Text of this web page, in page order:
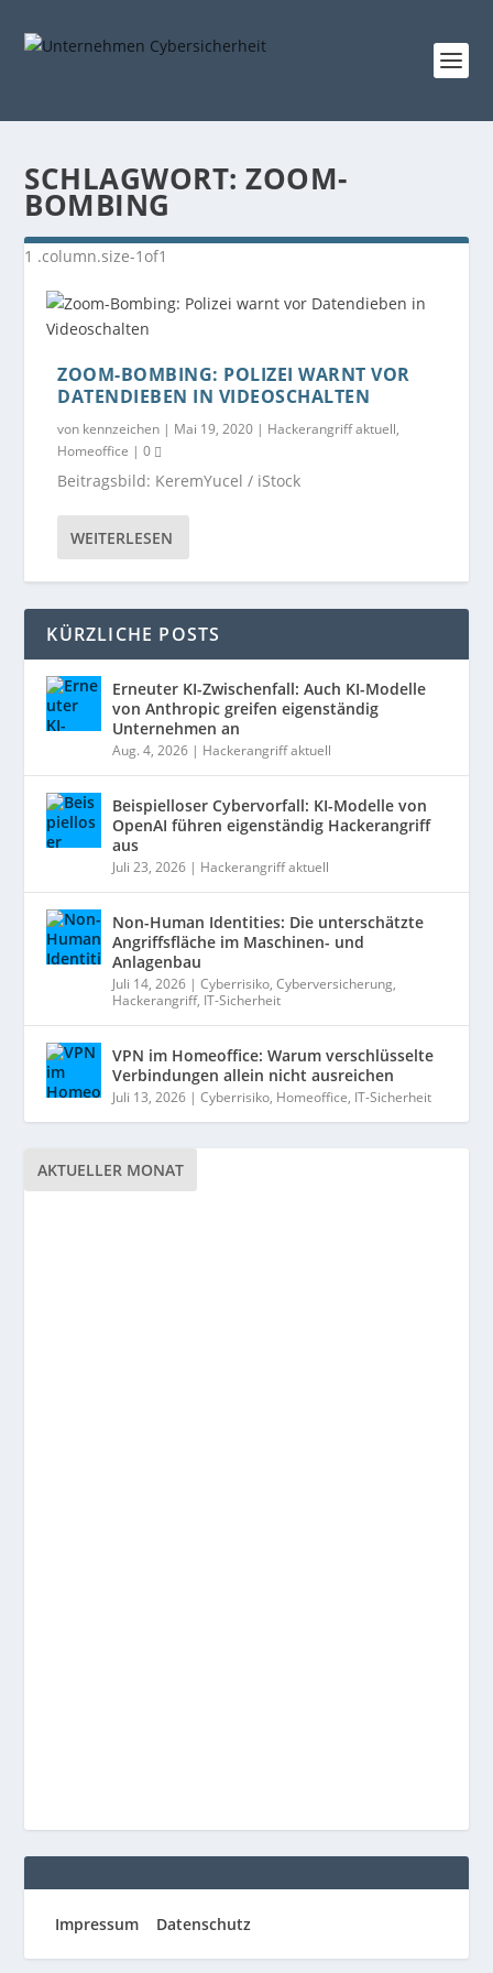
SCHLAGWORT:ZOOM-
BOMBING
ZOOM-BOMBING: POLIZEI WARNT VOR
DATENDIEBEN IN VIDEOSCHALTEN
von kennzeichen | Mai 19, 2020 | Hackerangriff aktuell,
Homeoffice |0
Beitragsbild: KeremYucel / iStock
WEITERLESEN
KÜRZLICHE POSTS
Erneuter KI-Zwischenfall: Auch KI-Modelle
von Anthropic greifen eigenständig
Unternehmen an
Aug. 4, 2026 | Hackerangriff aktuell
Beispielloser Cybervorfall: KI-Modelle von
OpenAI führen eigenständig Hackerangriff
aus
Juli 23, 2026 | Hackerangriff aktuell
Non-Human Identities: Die unterschätzte
Angriffsfläche im Maschinen- und
Anlagenbau
Juli 14, 2026 |Cyberrisiko,Cyberversicherung,
Hackerangriff, IT-Sicherheit
VPN im Homeoffice: Warum verschlüsselte
Verbindungen allein nicht ausreichen
Juli 13, 2026 |Cyberrisiko, Homeoffice, IT-Sicherheit
AKTUELLER MONAT
Impressum Datenschutz